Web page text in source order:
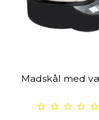
Madskål med